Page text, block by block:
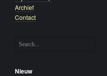
Archief
Contact
Nieuw